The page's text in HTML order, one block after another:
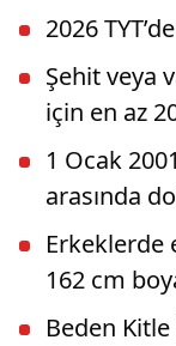
2026
Şehit veya
için en az
1 Ocak
arasında
Erkeklerde
162 cm
Beden